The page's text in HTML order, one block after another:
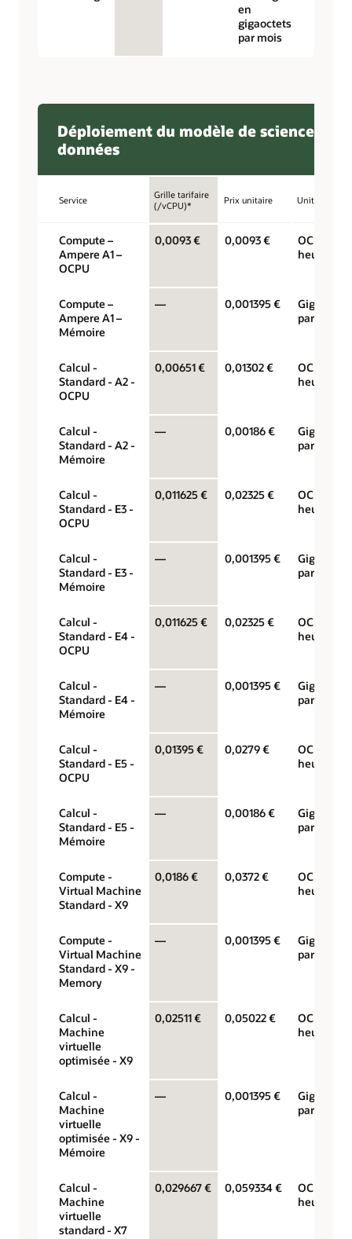
en
gigaoctets
par mois
Déploiement du modèle de science des
données
Service
Grille tarifaire
(/vCPU)*
Prix unitaire Unité
Compute –
Ampere A1 –
OCPU
0,0093 € 0,0093 €
OCPU par
heure
Compute –
Ampere A1 –
Mémoire
— 0,001395 €
par heure
Calcul -
Standard - A2 -
OCPU
0,00651 € 0,01302 €
OCPU par
heure
Calcul -
Standard - A2 -
Mémoire
— 0,00186 €
par heure
Calcul -
Standard - E3 -
OCPU
0,011625 € 0,02325 €
OCPU par
heure
Calcul -
Standard - E3 -
Mémoire
— 0,001395 €
par heure
Calcul -
Standard - E4 -
OCPU
0,011625 € 0,02325 €
OCPU par
heure
Calcul -
Standard - E4 -
Mémoire
— 0,001395 €
par heure
Calcul -
Standard - E5 -
OCPU
0,01395 € 0,0279 €
OCPU par
heure
Calcul -
Standard - E5 -
Mémoire
— 0,00186 €
par heure
Compute -
Virtual Machine
Standard - X9
0,0186 € 0,0372 €
OCPU par
heure
Compute -
Virtual Machine
Standard - X9 -
Memory
— 0,001395 €
par heure
Calcul -
Machine
virtuelle
optimisée - X9
0,02511 € 0,05022 €
OCPU par
heure
Calcul -
Machine
virtuelle
optimisée - X9 -
Mémoire
— 0,001395 €
par heure
Calcul -
Machine
virtuelle
standard - X7
0,029667 € 0,059334 €
OCPU par
heure